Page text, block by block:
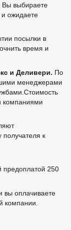
Вы выбираете
ожидаете
посылки в
время и
и Деливери. По
менеджерами
компаниями
получателя к
предоплатой 250
вы оплачиваете
компании.